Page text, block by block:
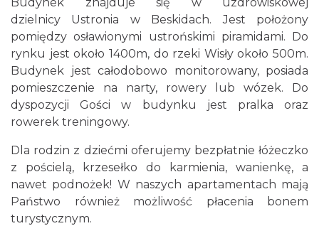
dzielnicy Ustronia w Beskidach. Jest położony
pomiędzy osławionymi ustrońskimi piramidami. Do
rynku jest około 1400m, do rzeki Wisły około 500m.
Budynek jest całodobowo monitorowany, posiada
pomieszczenie na narty, rowery lub wózek. Do
dyspozycji Gości w budynku jest pralka oraz
rowerek treningowy.
Dla rodzin z dziećmi oferujemy bezpłatnie łóżeczko
z pościelą, krzesełko do karmienia, wanienkę, a
nawet podnożek! W naszych apartamentach mają
Państwo również możliwość płacenia bonem
turystycznym.